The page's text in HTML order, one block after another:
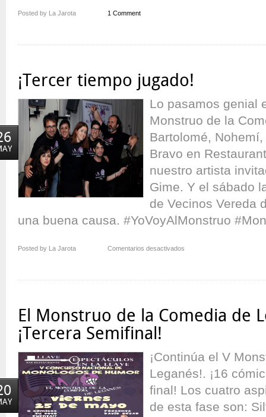
Posted by La Jarota 1 Comment
¡Tercer tiempo jugado!
Lo pasamos genial
Monstruo de la
Bartolomé,
Bravo en
nuestro artista
Gime. Y el sábado
de Vecinos Vereda
una buena causa. #YoVoyAlMonstruo
Posted by La Jarota Comentarios desactivados
jugado!
El Monstruo de la Comedia de
¡Tercera Semifinal!
¡Continúa el V
Leganés!. ¡16
final! Los cuatro
de esta fase son: